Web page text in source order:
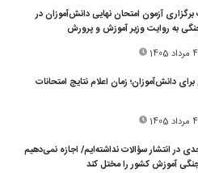
آزمون امتحان نهایی دانش‌آموزان در
به روایت وزیر آموزش و پرورش
دانش‌آموزان؛ زمان اعلام نتایج امتحانات
در انتشار سؤالات نداشته‌ایم/ اجازه نمی‌دهیم
آموزش کشور را مختل کند